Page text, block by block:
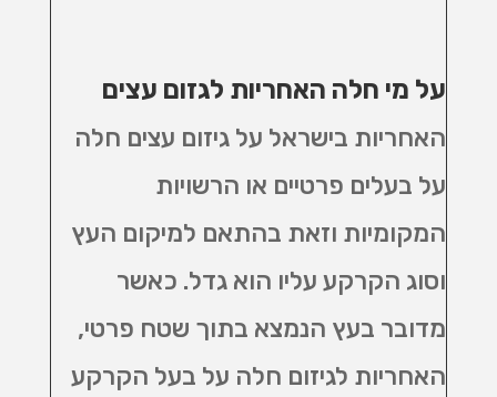
על מי חלה האחריות לגזום עצים
האחריות בישראל על גיזום עצים חלה
על בעלים פרטיים או הרשויות
המקומיות וזאת בהתאם למיקום העץ
וסוג הקרקע עליו הוא גדל. כאשר
מדובר בעץ הנמצא בתוך שטח פרטי,
האחריות לגיזום חלה על בעל הקרקע